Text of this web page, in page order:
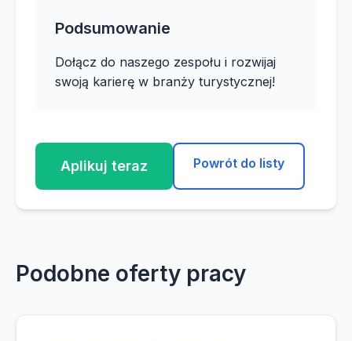
Podsumowanie
Dołącz do naszego zespołu i rozwijaj
swoją karierę w branży turystycznej!
Aplikuj teraz Powrót do listy
Podobne oferty pracy